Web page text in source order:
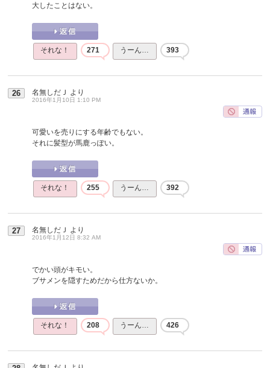
大したことはない。
それな！ 271 うーん… 393
26 名無しだＪ より
2016年1月10日 1:10 PM
可愛いを売りにする年齢でもない。
それに髪型が馬鹿っぽい。
それな！ 255 うーん… 392
27 名無しだＪ より
2016年1月12日 8:32 AM
でかい頭がキモい。
ブサメンを隠すためだから仕方ないか。
それな！ 208 うーん… 426